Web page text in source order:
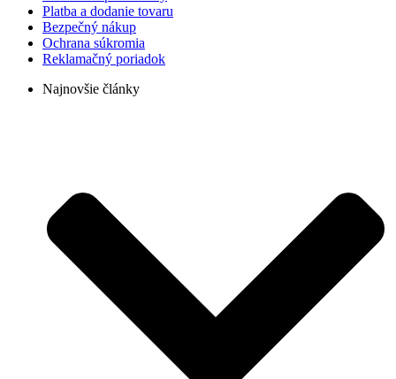
Platba a dodanie tovaru
Bezpečný nákup
Ochrana súkromia
Reklamačný poriadok
Najnovšie články